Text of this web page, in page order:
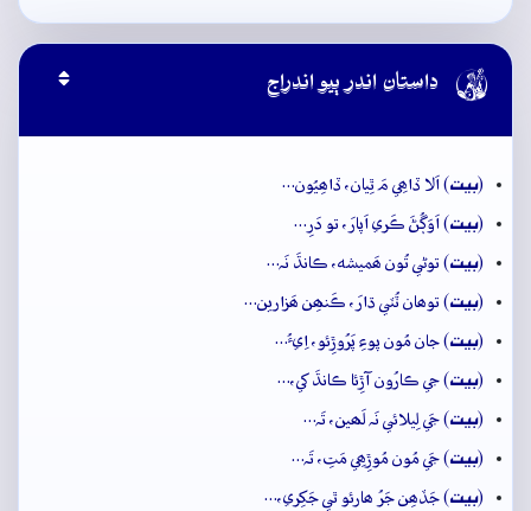
 داستان اندر ٻيو اندراج
(بيت) اَلا ڏاھِي مَ ٿِيان، ڏاھِيُون…
(بيت) اَوَڳُڻَ ڪَري اَپارَ، تو دَرِ…
(بيت) توڻي تُون ھَميشه، ڪانڌَ نَہ…
(بيت) توھان ٽُٽي ڌارَ، ڪَنھِن ھَزارين…
(بيت) جان مُون پوءِ پَرُوڙِئو، اِيءُ…
(بيت) جي ڪارُون آڙِئا ڪانڌَ کي،…
(بيت) جَي لِيلائي نَہ لَھين، تَہ…
(بيت) جَي مُون مُوڙِھِي مَتِ، تَہ…
(بيت) جَڏھِن جَرُ ھارئو ٿي جَکِري،…